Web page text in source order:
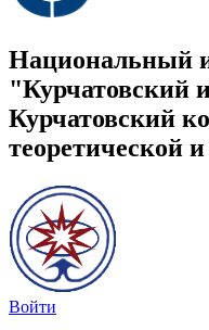
Национальный
"Курчатовский
Курчатовский
теоретической
Войти